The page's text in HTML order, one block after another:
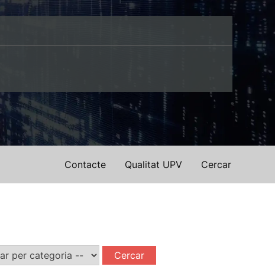
Cercar
Qualitat UPV
Contacte